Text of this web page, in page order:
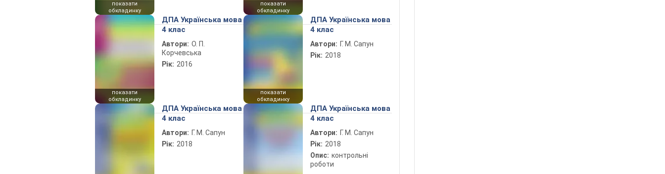
показати
обкладинку
показати
обкладинку
показати
обкладинку
ДПА Українська мова
4 клас
Автори: О. П.
Корчевська
Рік: 2016
показати
обкладинку
ДПА Українська мова
4 клас
Автори: Г. М. Сапун
Рік: 2018
ДПА Українська мова
4 клас
Автори: Г. М. Сапун
Рік: 2018
ДПА Українська мова
4 клас
Автори: Г. М. Сапун
Рік: 2018
Опис: контрольні
роботи